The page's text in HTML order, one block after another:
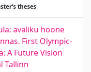
theses
avaliku hoone
First Olympic-
A Future Vision
Tallinn